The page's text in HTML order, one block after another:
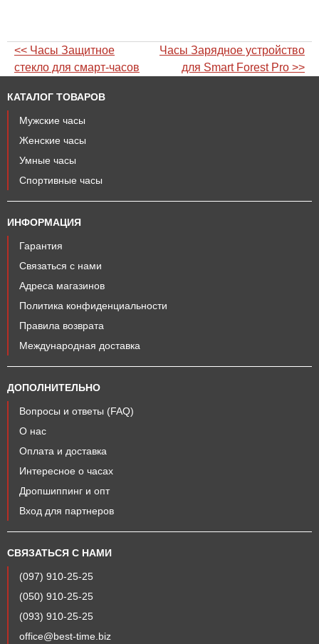
<< Часы Защитное
стекло для смарт-часов
Часы Зарядное устройство
для Smart Forest Pro >>
КАТАЛОГ ТОВАРОВ
Мужские часы
Женские часы
Умные часы
Спортивные часы
ИНФОРМАЦИЯ
Гарантия
Связаться с нами
Адреса магазинов
Политика конфиденциальности
Правила возврата
Международная доставка
ДОПОЛНИТЕЛЬНО
Вопросы и ответы (FAQ)
О нас
Оплата и доставка
Интересное о часах
Дропшиппинг и опт
Вход для партнеров
СВЯЗАТЬСЯ С НАМИ
(097) 910-25-25
(050) 910-25-25
(093) 910-25-25
office@best-time.biz